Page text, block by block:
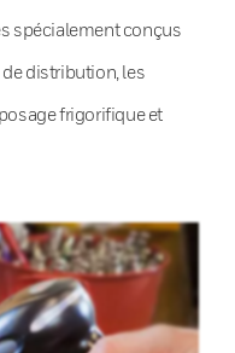
spécialement conçus
distribution, les
frigorifique et